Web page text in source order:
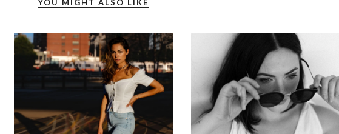
YOU MIGHT ALSO LIKE